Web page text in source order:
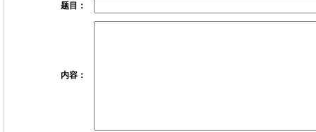
题目：
内容：